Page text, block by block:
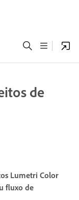
de
Lumetri Color
fluxo de